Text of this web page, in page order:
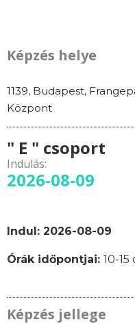
Képzés helye
1139, Budapest,
Központ
" E " csoport
Indulás:
2026-08-09
Indul: 2026-08-09
Órák időpontjai: 10-15
Képzés jellege